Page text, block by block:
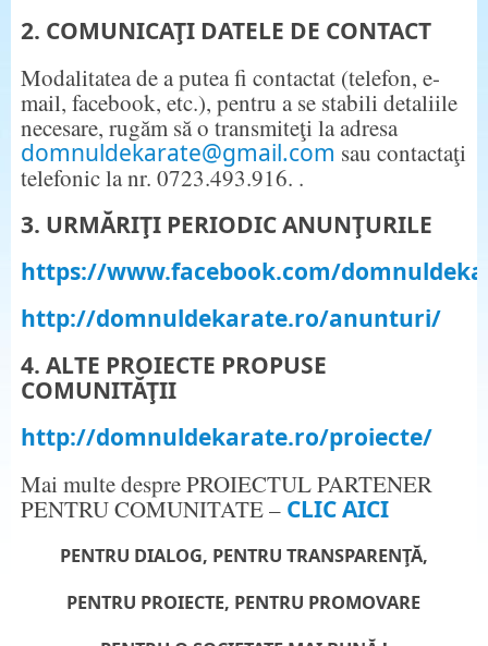
2. COMUNICAŢI DATELE DE CONTACT
Modalitatea de a putea fi contactat (telefon, e-
mail, facebook, etc.), pentru a se stabili detaliile
necesare, rugăm să o transmiteţi la adresa
domnuldekarate@gmail.com sau contactaţi
telefonic la nr. 0723.493.916. .
3. URMĂRIŢI PERIODIC ANUNŢURILE
https://www.facebook.com/
http://domnuldekarate.ro/anunturi/
4. ALTE PROIECTE PROPUSE
COMUNITĂŢII
http://domnuldekarate.ro/proiecte/
Mai multe despre PROIECTUL PARTENER
PENTRU COMUNITATE – CLIC AICI
PENTRU DIALOG, PENTRU TRANSPARENŢĂ,
PENTRU PROIECTE, PENTRU PROMOVARE